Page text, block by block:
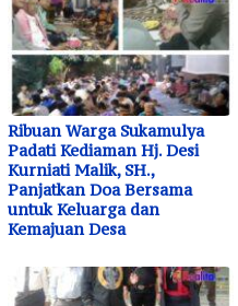
Ribuan Warga Sukamulya
Padati Kediaman Hj. Desi
Kurniati Malik, SH.,
Panjatkan Doa Bersama
untuk Keluarga dan
Kemajuan Desa